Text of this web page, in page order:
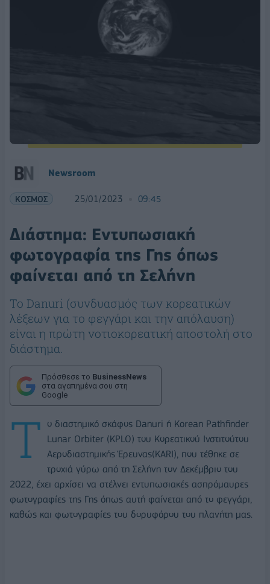
Newsroom
ΚΟΣΜΟΣ 25/01/2023 09:45
Διάστημα: Εντυπωσιακή
φωτογραφία της Γης όπως
φαίνεται από τη Σελήνη
Το Danuri (συνδυασμός των κορεατικών
λέξεων για το φεγγάρι και την απόλαυση)
είναι η πρώτη νοτιοκορεατική αποστολή στο
διάστημα.
Πρόσθεσε το BusinessNews
στα αγαπημένα σου στη
Google
Τ
ο διαστημικό σκάφος Danuri ή Korean Pathfinder
Lunar Orbiter (KPLO) του Κορεατικού Ινστιτούτου
Αεροδιαστημικής Έρευνας(KARI), που τέθηκε σε
τροχιά γύρω από τη Σελήνη τον Δεκέμβριο του
2022, έχει αρχίσει να στέλνει εντυπωσιακές ασπρόμαυρες
φωτογραφίες της Γης όπως αυτή φαίνεται από το φεγγάρι,
καθώς και φωτογραφίες του δορυφόρου του πλανήτη μας.